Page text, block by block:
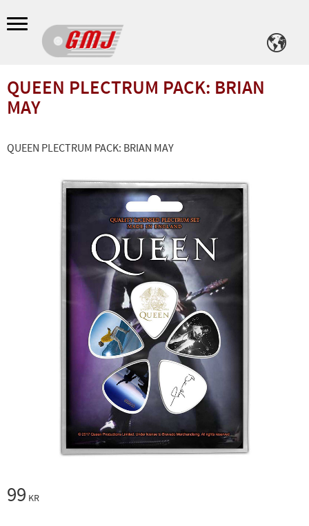
Meny
QUEEN PLECTRUM PACK: BRIAN
MAY
QUEEN PLECTRUM PACK: BRIAN MAY
99 KR